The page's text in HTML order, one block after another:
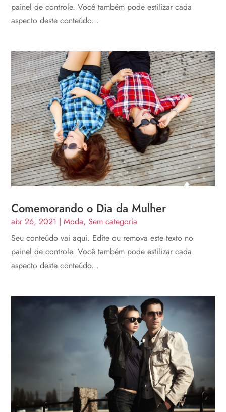
painel de controle. Você também pode estilizar cada
aspecto deste conteúdo...
Comemorando o Dia da Mulher
abr 26, 2021 |Moda,Sem categoria
Seu conteúdo vai aqui. Edite ou remova este texto no
painel de controle. Você também pode estilizar cada
aspecto deste conteúdo...